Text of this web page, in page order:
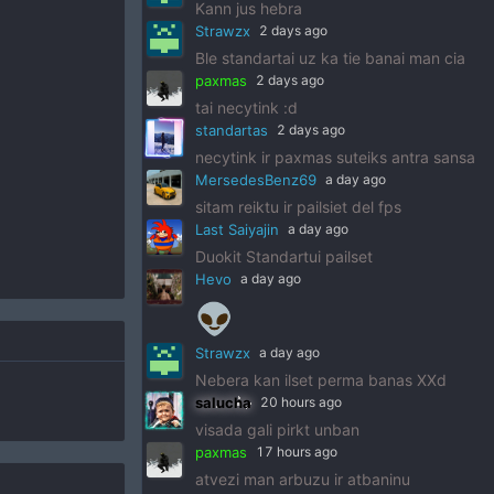
Kann jus hebra
Strawzx 2 days ago
Ble standartai uz ka tie banai man cia
paxmas 2 days ago
tai necytink :d
standartas 2 days ago
necytink ir paxmas suteiks antra sansa
MersedesBenz69 a day ago
sitam reiktu ir pailsiet del fps
Last Saiyajin a day ago
Duokit Standartui pailset
Hevo a day ago
👽
Strawzx a day ago
Nebera kan ilset perma banas XXd
salucha 20 hours ago
visada gali pirkt unban
paxmas 17 hours ago
atvezi man arbuzu ir atbaninu